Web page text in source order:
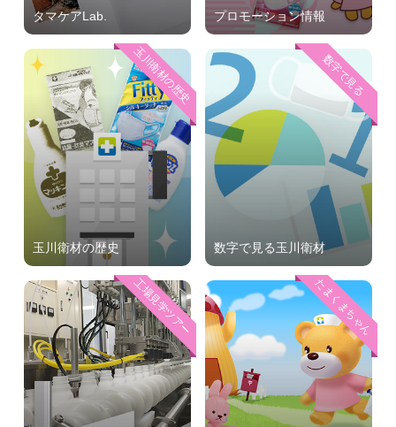
タマケアLab. プロモーション情報
玉川衛材の歴史
玉川衛材の歴史
数字で見る
数字で見る玉川衛材
工場見学ツアー たまくまちゃん